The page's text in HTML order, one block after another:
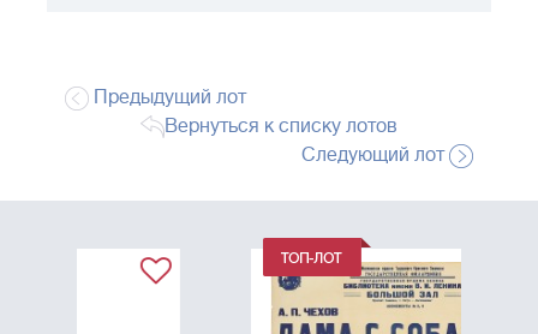
Предыдущий лот
Вернуться к списку лотов
Следующий лот